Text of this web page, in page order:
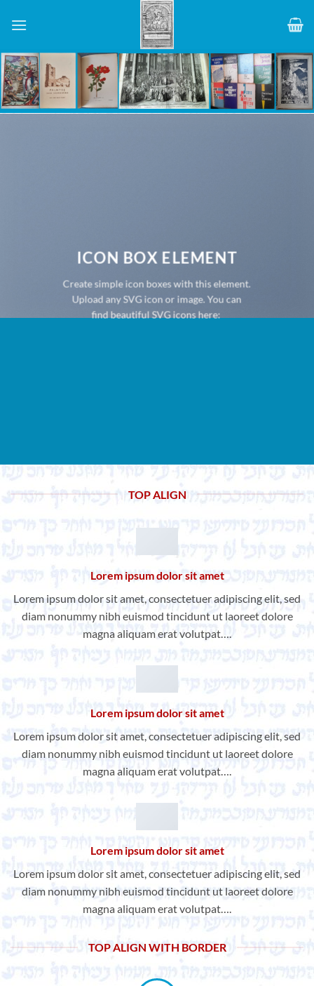
ICON BOX ELEMENT
Create simple icon boxes with this element.
Upload any SVG icon or image. You can
find beautiful SVG icons here:
TOP ALIGN
Lorem ipsum dolor sit amet
Lorem ipsum dolor sit amet, consectetuer adipiscing elit, sed
diam nonummy nibh euismod tincidunt ut laoreet dolore
magna aliquam erat volutpat….
Lorem ipsum dolor sit amet
Lorem ipsum dolor sit amet, consectetuer adipiscing elit, sed
diam nonummy nibh euismod tincidunt ut laoreet dolore
magna aliquam erat volutpat….
Lorem ipsum dolor sit amet
Lorem ipsum dolor sit amet, consectetuer adipiscing elit, sed
diam nonummy nibh euismod tincidunt ut laoreet dolore
magna aliquam erat volutpat….
TOP ALIGN WITH BORDER